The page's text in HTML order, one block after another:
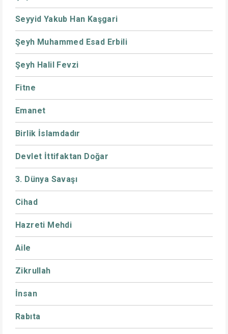
Seyyid Yakub Han Kaşgari
Şeyh Muhammed Esad Erbili
Şeyh Halil Fevzi
Fitne
Emanet
Birlik İslamdadır
Devlet İttifaktan Doğar
3. Dünya Savaşı
Cihad
Hazreti Mehdi
Aile
Zikrullah
İnsan
Rabıta